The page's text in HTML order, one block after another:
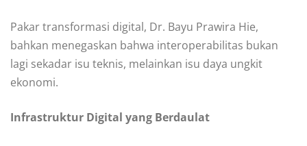
Pakar transformasi digital, Dr. Bayu Prawira Hie,
bahkan menegaskan bahwa interoperabilitas bukan
lagi sekadar isu teknis, melainkan isu daya ungkit
ekonomi.
Infrastruktur Digital yang Berdaulat